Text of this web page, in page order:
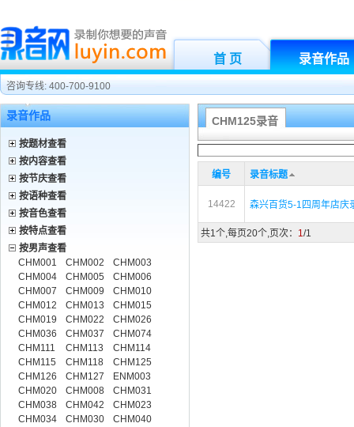
首 页 录音作品
咨询专线: 400-700-9100
录音作品
按题材查看
按内容查看
按节庆查看
按语种查看
按音色查看
按特点查看
按男声查看
CHM001
CHM002
CHM003
CHM004
CHM005
CHM006
CHM007
CHM009
CHM010
CHM012
CHM013
CHM015
CHM019
CHM022
CHM026
CHM036
CHM037
CHM074
CHM111
CHM113
CHM114
CHM115
CHM118
CHM125
CHM126
CHM127
ENM003
CHM020
CHM008
CHM031
CHM038
CHM042
CHM023
CHM034
CHM030
CHM040
CHM125录音
编号 录音标题
14422 森兴百货5-1四周年店庆
共1个,每页20个,页次： 1/1